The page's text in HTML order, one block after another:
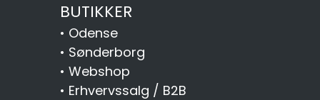
BUTIKKER
• Odense
• Sønderborg
• Webshop
• Erhvervssalg / B2B